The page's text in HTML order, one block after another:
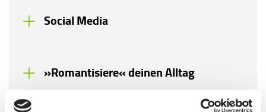
Social Media
»Romantisiere« deinen Alltag